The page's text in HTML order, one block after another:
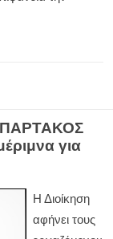
για
Η Διοίκηση
αφήνει τους